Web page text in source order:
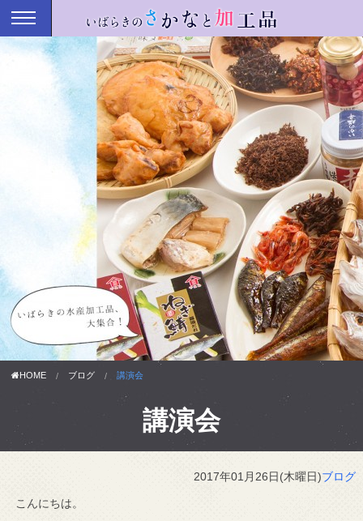
HOME ブログ 講演会
講演会
2017年01月26日(木曜日)ブログ
こんにちは。